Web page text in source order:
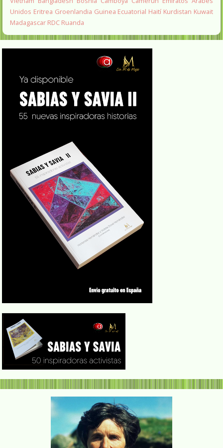
Unidos Eritrea Groenlandia Guinea Ecuatorial Haití Kurdistan Kuwait
Madagascar RDC Ruanda